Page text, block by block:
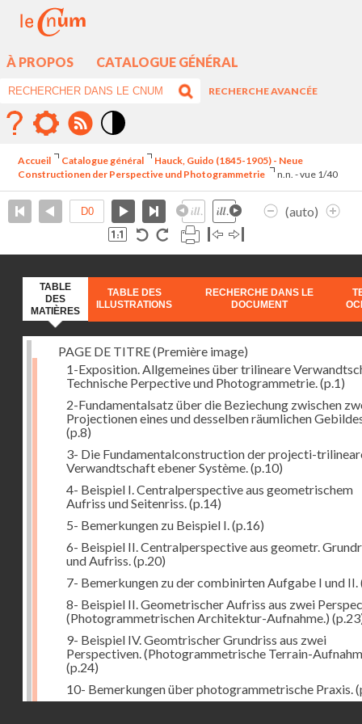
À PROPOS CATALOGUE GÉNÉRAL
RECHERCHE AVANCÉE
élévé
Accueil Catalogue général
Hauck, Guido (1845-1905) - Neue
Constructionen der Perspective und Photogrammetrie
n.n. - vue 1/40
(auto)
TABLE
DES
MATIÈRES
TABLE DES
ILLUSTRATIONS
RECHERCHE DANS LE
DOCUMENT
PAGE DE TITRE (Première image)
1-Exposition. Allgemeines über trilineare
Technische Perpective und Photogrammetrie. (p.1)
2-Fundamentalsatz über die Beziechung zwischen
Projectionen eines und desselben räumlichen
(p.8)
3- Die Fundamentalconstruction der projecti-
Verwandtschaft ebener Système. (p.10)
4- Beispiel I. Centralperspective aus geometrischem
Aufriss und Seitenriss. (p.14)
5- Bemerkungen zu Beispiel I. (p.16)
6- Beispiel II. Centralperspective aus geometr.
und Aufriss. (p.20)
7- Bemerkungen zu der combinirten Aufgabe I und II.
8- Beispiel II. Geometrischer Aufriss aus zwei
(Photogrammetrischen Architektur-Aufnahme.)
9- Beispiel IV. Geomtrischer Grundriss aus zwei
Perspectiven. (Photogrammetrische Terrain-
(p.24)
10- Bemerkungen über photogrammetrische Praxis.